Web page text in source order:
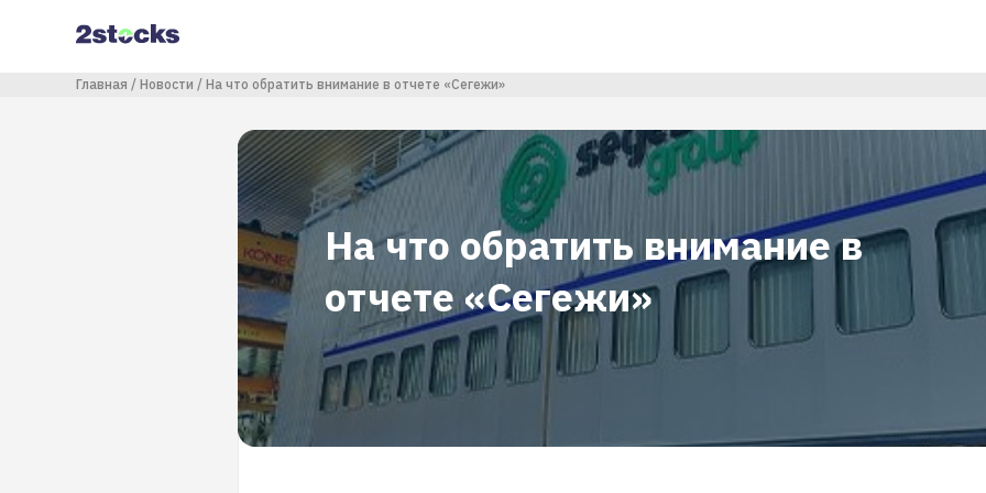
содержанию
Строка навигации
Главная Новости На что обратить внимание в отчете «Сегежи»
На что обратить внимание в
отчете «Сегежи»